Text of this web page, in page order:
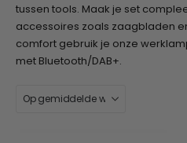
tussen tools. Maak je set
accessoires zoals zaagbladen
comfort gebruik je onze
met Bluetooth/DAB+.